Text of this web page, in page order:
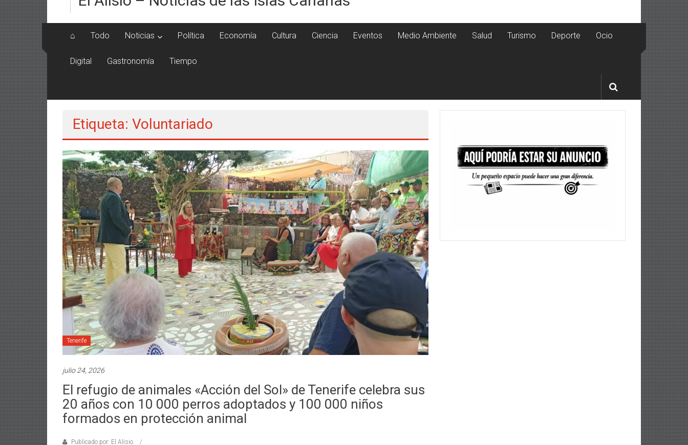
⌂ Todo Noticias Política Economía Cultura Ciencia Eventos Medio Ambiente Salud Turismo Deporte Ocio
Digital Gastronomía Tiempo
Etiqueta: Voluntariado
Tenerife
julio 24, 2026
El refugio de animales «Acción del Sol» de Tenerife celebra sus
20 años con 10 000 perros adoptados y 100 000 niños
formados en protección animal
Publicado por: El Alisio